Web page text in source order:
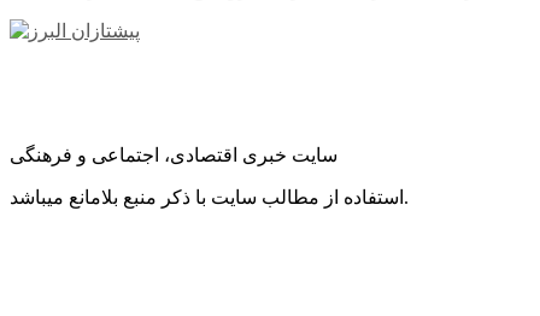
سایت خبری اقتصادی، اجتماعی و فرهنگی
استفاده از مطالب سایت با ذکر منبع بلامانع میباشد.